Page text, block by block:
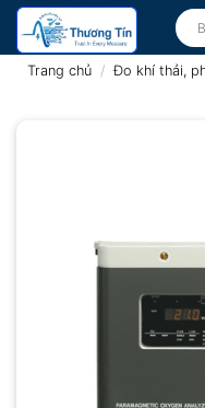
Bỏ
qua
Tìm
Trang chủ / Đo khí thải,